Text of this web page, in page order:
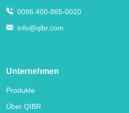
0086 400-865-0020
info@qibr.com
Unternehmen
Produkte
Über QIBR